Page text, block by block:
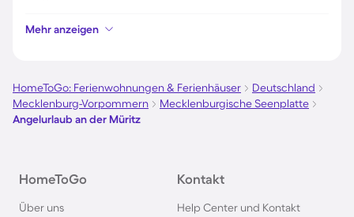
Angelurlaub in Holland
Angelurlaub an der Mecklenburgischen
Seenplatte
Mehr anzeigen
HomeToGo: Ferienwohnungen & Ferienhäuser
Deutschland
Mecklenburg-Vorpommern
Mecklenburgische Seenplatte
Angelurlaub an der Müritz
HomeToGo
Über uns
Kontakt
Help Center und Kontakt